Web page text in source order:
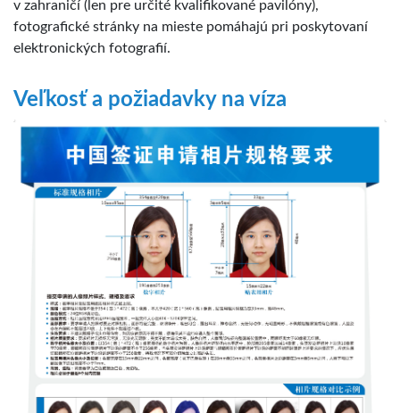
v zahraničí (len pre určité kvalifikované pavilóny),
fotografické stránky na mieste pomáhajú pri poskytovaní
elektronických fotografií.
Veľkosť a požiadavky na víza